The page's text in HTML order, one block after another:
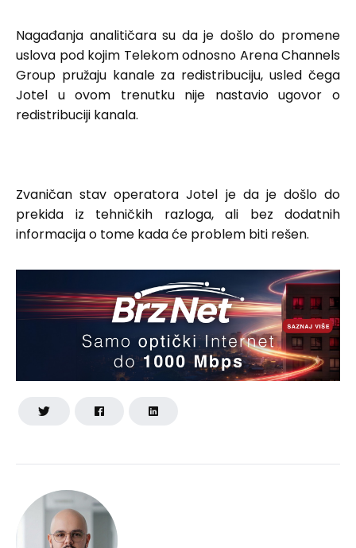
Nagađanja analitičara su da je došlo do promene
uslova pod kojim Telekom odnosno Arena Channels
Group pružaju kanale za redistribuciju, usled čega
Jotel u ovom trenutku nije nastavio ugovor o
redistribuciji kanala.
Zvaničan stav operatora Jotel je da je došlo do
prekida iz tehničkih razloga, ali bez dodatnih
informacija o tome kada će problem biti rešen.